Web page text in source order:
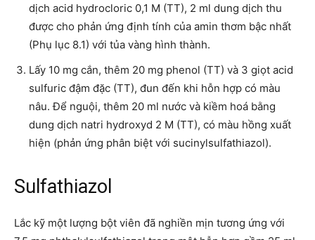
dịch acid hydrocloric 0,1 M (TT), 2 ml dung dịch thu
được cho phản ứng định tính của amin thơm bậc nhất
(Phụ lục 8.1) với tủa vàng hình thành.
Lấy 10 mg cắn, thêm 20 mg phenol (TT) và 3 giọt acid
sulfuric đậm đặc (TT), đun đến khi hỗn hợp có màu
nâu. Để nguội, thêm 20 ml nước và kiềm hoá bằng
dung dịch natri hydroxyd 2 M (TT), có màu hồng xuất
hiện (phản ứng phân biệt với sucinylsulfathiazol).
Sulfathiazol
Lắc kỹ một lượng bột viên đã nghiền mịn tương ứng với